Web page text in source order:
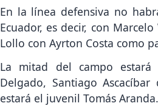
En la línea defensiva no
Ecuador, es decir, con
Lollo con Ayrton Costa como
La mitad del campo estará
Delgado, Santiago
estará el juvenil Tomás Aranda.